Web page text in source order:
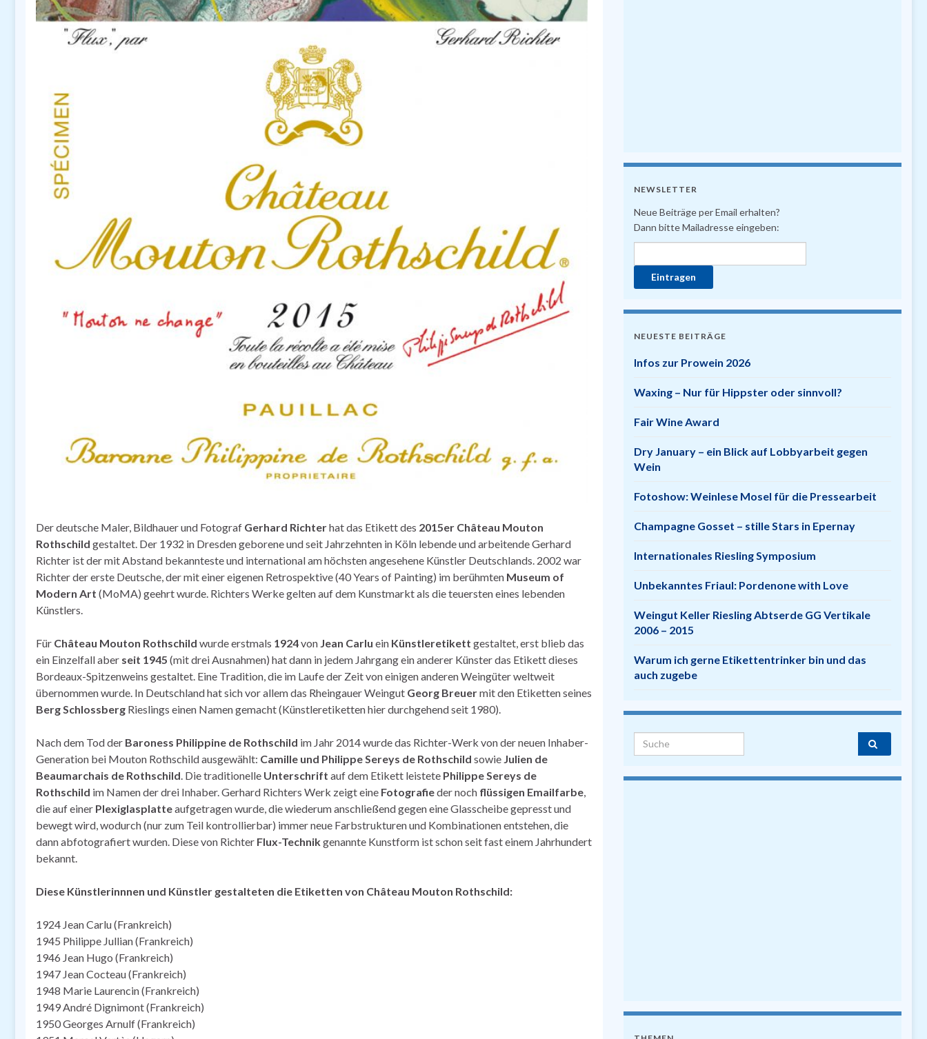
Der deutsche Maler, Bildhauer und Fotograf Gerhard Richterhat das Etikett des 2015er Château Mouton
Rothschild gestaltet. Der 1932 in Dresden geborene und seit Jahrzehnten in Köln lebende und arbeitende Gerhard
Richter ist der mit Abstand bekannteste und international am höchsten angesehene Künstler Deutschlands. 2002 war
Richter der erste Deutsche, der mit einer eigenen Retrospektive (40 Years of Painting) im berühmten Museum of
Modern Art (MoMA) geehrt wurde. Richters Werke gelten auf dem Kunstmarkt als die teuersten eines lebenden
Künstlers.
Für Château Mouton Rothschild wurde erstmals 1924von Jean Carlu ein Künstleretikett gestaltet, erst blieb das
ein Einzelfall aber seit 1945 (mit drei Ausnahmen) hat dann in jedem Jahrgang ein anderer Künster das Etikett dieses
Bordeaux-Spitzenweins gestaltet. Eine Tradition, die im Laufe der Zeit von einigen anderen Weingüter weltweit
übernommen wurde. In Deutschland hat sich vor allem das Rheingauer Weingut Georg Breuermit den Etiketten seines
Berg Schlossberg Rieslings einen Namen gemacht (Künstleretiketten hier durchgehend seit 1980).
Nach dem Tod der Baroness Philippine de Rothschild im Jahr 2014 wurde das Richter-Werk von der neuen Inhaber-
Generation bei Mouton Rothschild ausgewählt: Camille und Philippe Sereys de Rothschild sowie Julien de
Beaumarchais de Rothschild. Die traditionelle Unterschrift auf dem Etikett leistete Philippe Sereys de
Rothschild im Namen der drei Inhaber. Gerhard Richters Werk zeigt eine Fotografieder noch flüssigen Emailfarbe,
die auf einer Plexiglasplatteaufgetragen wurde, die wiederum anschließend gegen eine Glasscheibe gepresst und
bewegt wird, wodurch (nur zum Teil kontrollierbar) immer neue Farbstrukturen und Kombinationen entstehen, die
dann abfotografiert wurden. Diese von Richter Flux-Technikgenannte Kunstform ist schon seit fast einem Jahrhundert
bekannt.
Diese Künstlerinnnen und Künstler gestalteten die Etiketten von Château Mouton Rothschild:
1924 Jean Carlu (Frankreich)
1945 Philippe Jullian (Frankreich)
1946 Jean Hugo (Frankreich)
1947 Jean Cocteau (Frankreich)
1948 Marie Laurencin (Frankreich)
1949 André Dignimont (Frankreich)
1950 Georges Arnulf (Frankreich)
NEWSLETTER
Neue Beiträge per Email erhalten?
Dann bitte Mailadresse eingeben:
NEUESTE BEITRÄGE
Infos zur Prowein 2026
Waxing – Nur für Hippster oder sinnvoll?
Fair Wine Award
Dry January – ein Blick auf Lobbyarbeit gegen
Wein
Fotoshow: Weinlese Mosel für die Pressearbeit
Champagne Gosset – stille Stars in Epernay
Internationales Riesling Symposium
Unbekanntes Friaul: Pordenone with Love
Weingut Keller Riesling Abtserde GG Vertikale
2006 – 2015
Warum ich gerne Etikettentrinker bin und das
auch zugebe
Search for: